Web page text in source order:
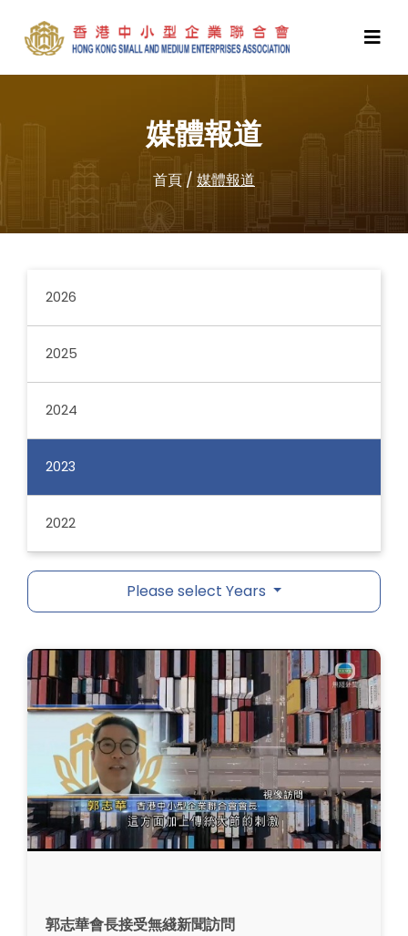
媒體報道
首頁/ 媒體報道
2026
2025
2024
2023
2022
Please select Years
郭志華會長接受無綫新聞訪問